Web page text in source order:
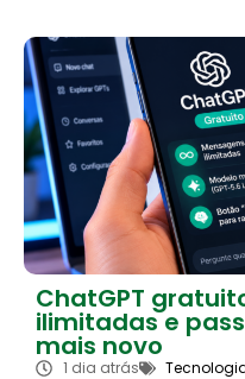
ChatGPT
ilimitadas e
mais novo
1 dia atrás